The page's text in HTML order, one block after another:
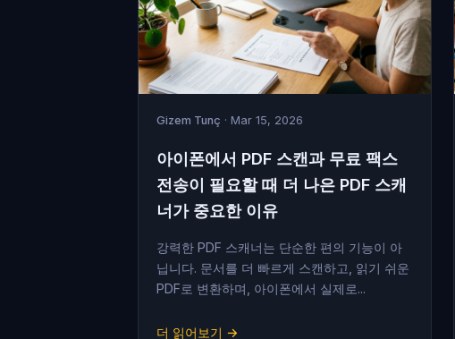
Gizem Tunç · Mar 15, 2026
아이폰에서 PDF 스캔과 무료 팩스
전송이 필요할 때 더 나은 PDF 스캐
너가 중요한 이유
강력한 PDF 스캐너는 단순한 편의 기능이 아
닙니다. 문서를 더 빠르게 스캔하고, 읽기 쉬운
PDF로 변환하며, 아이폰에서 실제로...
더 읽어보기 →